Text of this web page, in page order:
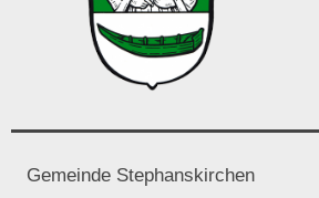
Gemeinde Stephanskirchen